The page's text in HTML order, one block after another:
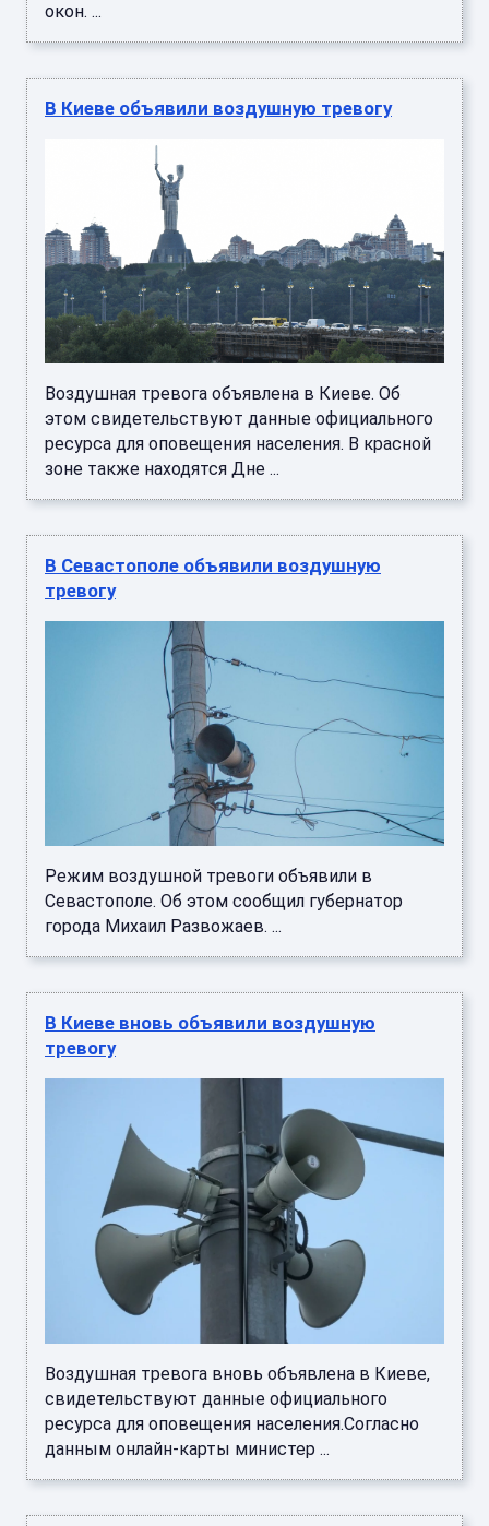
окон. ...
В Киеве объявили воздушную тревогу
Воздушная тревога объявлена в Киеве. Об
этом свидетельствуют данные официального
ресурса для оповещения населения. В красной
зоне также находятся Дне ...
В Севастополе объявили воздушную
тревогу
Режим воздушной тревоги объявили в
Севастополе. Об этом сообщил губернатор
города Михаил Развожаев. ...
В Киеве вновь объявили воздушную
тревогу
Воздушная тревога вновь объявлена в Киеве,
свидетельствуют данные официального
ресурса для оповещения населения.Согласно
данным онлайн-карты министер ...